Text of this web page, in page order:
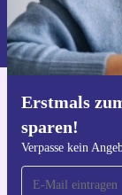
Erstmals
sparen!
Verpasse kein
Informationen
du in unserer